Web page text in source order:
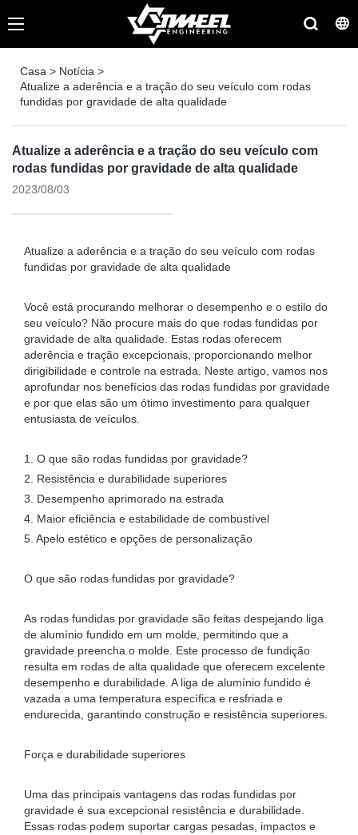
Casa > Notícia >
Atualize a aderência e a tração do seu veículo com rodas
fundidas por gravidade de alta qualidade
Atualize a aderência e a tração do seu veículo com
rodas fundidas por gravidade de alta qualidade
2023/08/03
Atualize a aderência e a tração do seu veículo com rodas
fundidas por gravidade de alta qualidade
Você está procurando melhorar o desempenho e o estilo do
seu veículo? Não procure mais do que rodas fundidas por
gravidade de alta qualidade. Estas rodas oferecem
aderência e tração excepcionais, proporcionando melhor
dirigibilidade e controle na estrada. Neste artigo, vamos nos
aprofundar nos benefícios das rodas fundidas por gravidade
e por que elas são um ótimo investimento para qualquer
entusiasta de veículos.
1. O que são rodas fundidas por gravidade?
2. Resistência e durabilidade superiores
3. Desempenho aprimorado na estrada
4. Maior eficiência e estabilidade de combustível
5. Apelo estético e opções de personalização
O que são rodas fundidas por gravidade?
As rodas fundidas por gravidade são feitas despejando liga
de alumínio fundido em um molde, permitindo que a
gravidade preencha o molde. Este processo de fundição
resulta em rodas de alta qualidade que oferecem excelente
desempenho e durabilidade. A liga de alumínio fundido é
vazada a uma temperatura específica e resfriada e
endurecida, garantindo construção e resistência superiores.
Força e durabilidade superiores
Uma das principais vantagens das rodas fundidas por
gravidade é sua excepcional resistência e durabilidade.
Essas rodas podem suportar cargas pesadas, impactos e